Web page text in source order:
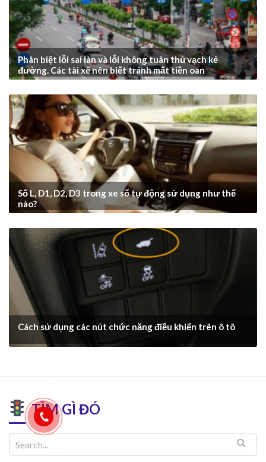
Phân biệt lỗi sai làn và lỗi không tuân thủ vạch kẻ
đường. Các tài xế nên biết tránh mất tiền oan
Số L, D1, D2, D3 trong xe số tự động sử dụng như thế
nào?
Cách sử dụng các nút chức năng điều khiển trên ô tô
TÌM GÌ ĐÓ